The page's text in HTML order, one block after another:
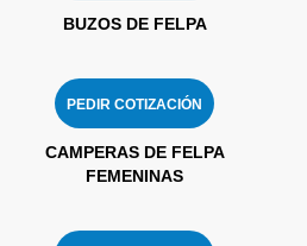
BUZOS DE FELPA
PEDIR COTIZACIÓN
CAMPERAS DE FELPA
FEMENINAS